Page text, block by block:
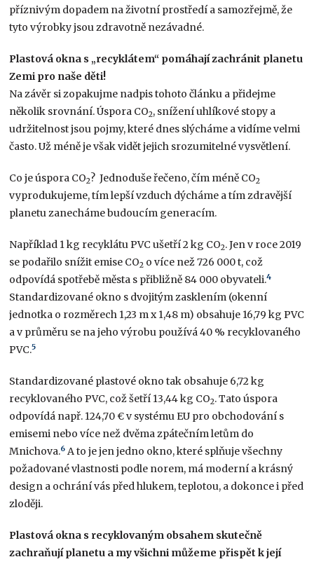
příznivým dopadem na životní prostředí a samozřejmě, že
tyto výrobky jsou zdravotně nezávadné.
Plastová okna s „recyklátem“ pomáhají zachránit planetu
Zemi pro naše děti!
Na závěr si zopakujme nadpis tohoto článku a přidejme
několik srovnání. Úspora CO2, snížení uhlíkové stopy a
udržitelnost jsou pojmy, které dnes slýcháme a vidíme velmi
často. Už méně je však vidět jejich srozumitelné vysvětlení.
Co je úspora CO2? Jednoduše řečeno, čím méně CO2
vyprodukujeme, tím lepší vzduch dýcháme a tím zdravější
planetu zanecháme budoucím generacím.
Například 1 kg recyklátu PVC ušetří 2 kg CO2. Jen v roce 2019
se podařilo snížit emise CO2 o více než 726 000 t, což
odpovídá spotřebě města s přibližně 84 000 obyvateli.4
Standardizované okno s dvojitým zasklením (okenní
jednotka o rozměrech 1,23 m x 1,48 m) obsahuje 16,79 kg PVC
a v průměru se na jeho výrobu používá 40 % recyklovaného
PVC.5
Standardizované plastové okno tak obsahuje 6,72 kg
recyklovaného PVC, což šetří 13,44 kg CO2. Tato úspora
odpovídá např. 124,70 € v systému EU pro obchodování s
emisemi nebo více než dvěma zpátečním letům do
Mnichova.6 A to je jen jedno okno, které splňuje všechny
požadované vlastnosti podle norem, má moderní a krásný
design a ochrání vás před hlukem, teplotou, a dokonce i před
zloději.
Plastová okna s recyklovaným obsahem skutečně
zachraňují planetu a my všichni můžeme přispět k její